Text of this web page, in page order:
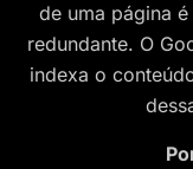
de uma página
redundante. O
indexa o